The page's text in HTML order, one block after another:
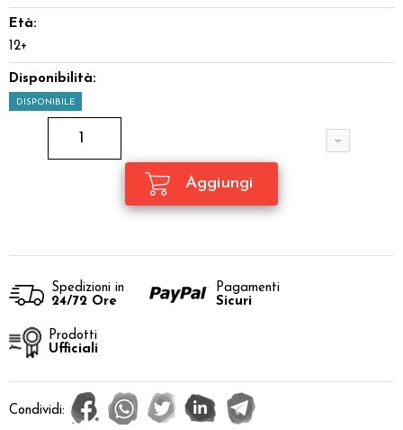
Età:
12+
Disponibilità:
DISPONIBILE
Spedizioni in
24/72 Ore
Pagamenti
Sicuri
Prodotti
Ufficiali
Condividi: